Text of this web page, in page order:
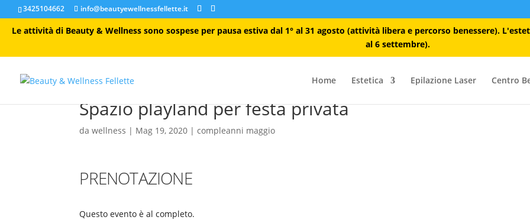
3425104662 info@beautyewellnessfellette.it
Le attività di Beauty & Wellness sono sospese per pausa estiva dal 1° al 31 agosto (attività libera e percorso benessere).
al 6 settembre).
Home Estetica Epilazione Laser Centro
Spazio playland per festa privata
dawellness | Mag 19, 2020 |compleanni maggio
PRENOTAZIONE
Questo evento è al completo.